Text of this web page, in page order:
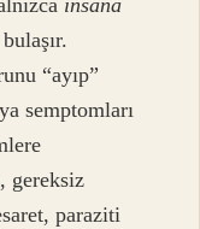
insana
“ayıp”
semptomları
gereksiz
paraziti